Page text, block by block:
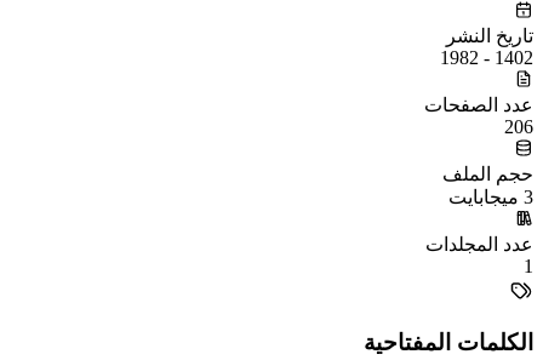
تاريخ النشر
1402 - 1982
عدد الصفحات
206
حجم الملف
3 ميجابايت
عدد المجلدات
1
الكلمات المفتاحية